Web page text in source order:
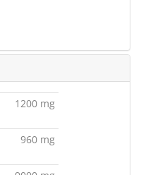
1200 mg
960 mg